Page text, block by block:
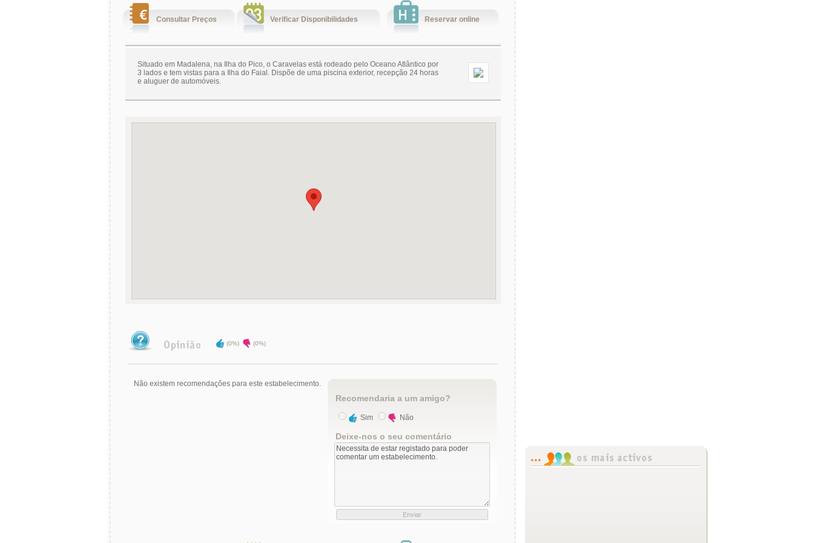
Consultar Preços Verificar Disponibilidades Reservar online
Situado em Madalena, na Ilha do Pico, o Caravelas está rodeado pelo Oceano Atlântico por
3 lados e tem vistas para a Ilha do Faial. Dispõe de uma piscina exterior, recepção 24 horas
e aluguer de automóveis.
(0%) (0%)
Não existem recomendações para este estabelecimento.
Recomendaria a um amigo?
Sim Não
Deixe-nos o seu comentário